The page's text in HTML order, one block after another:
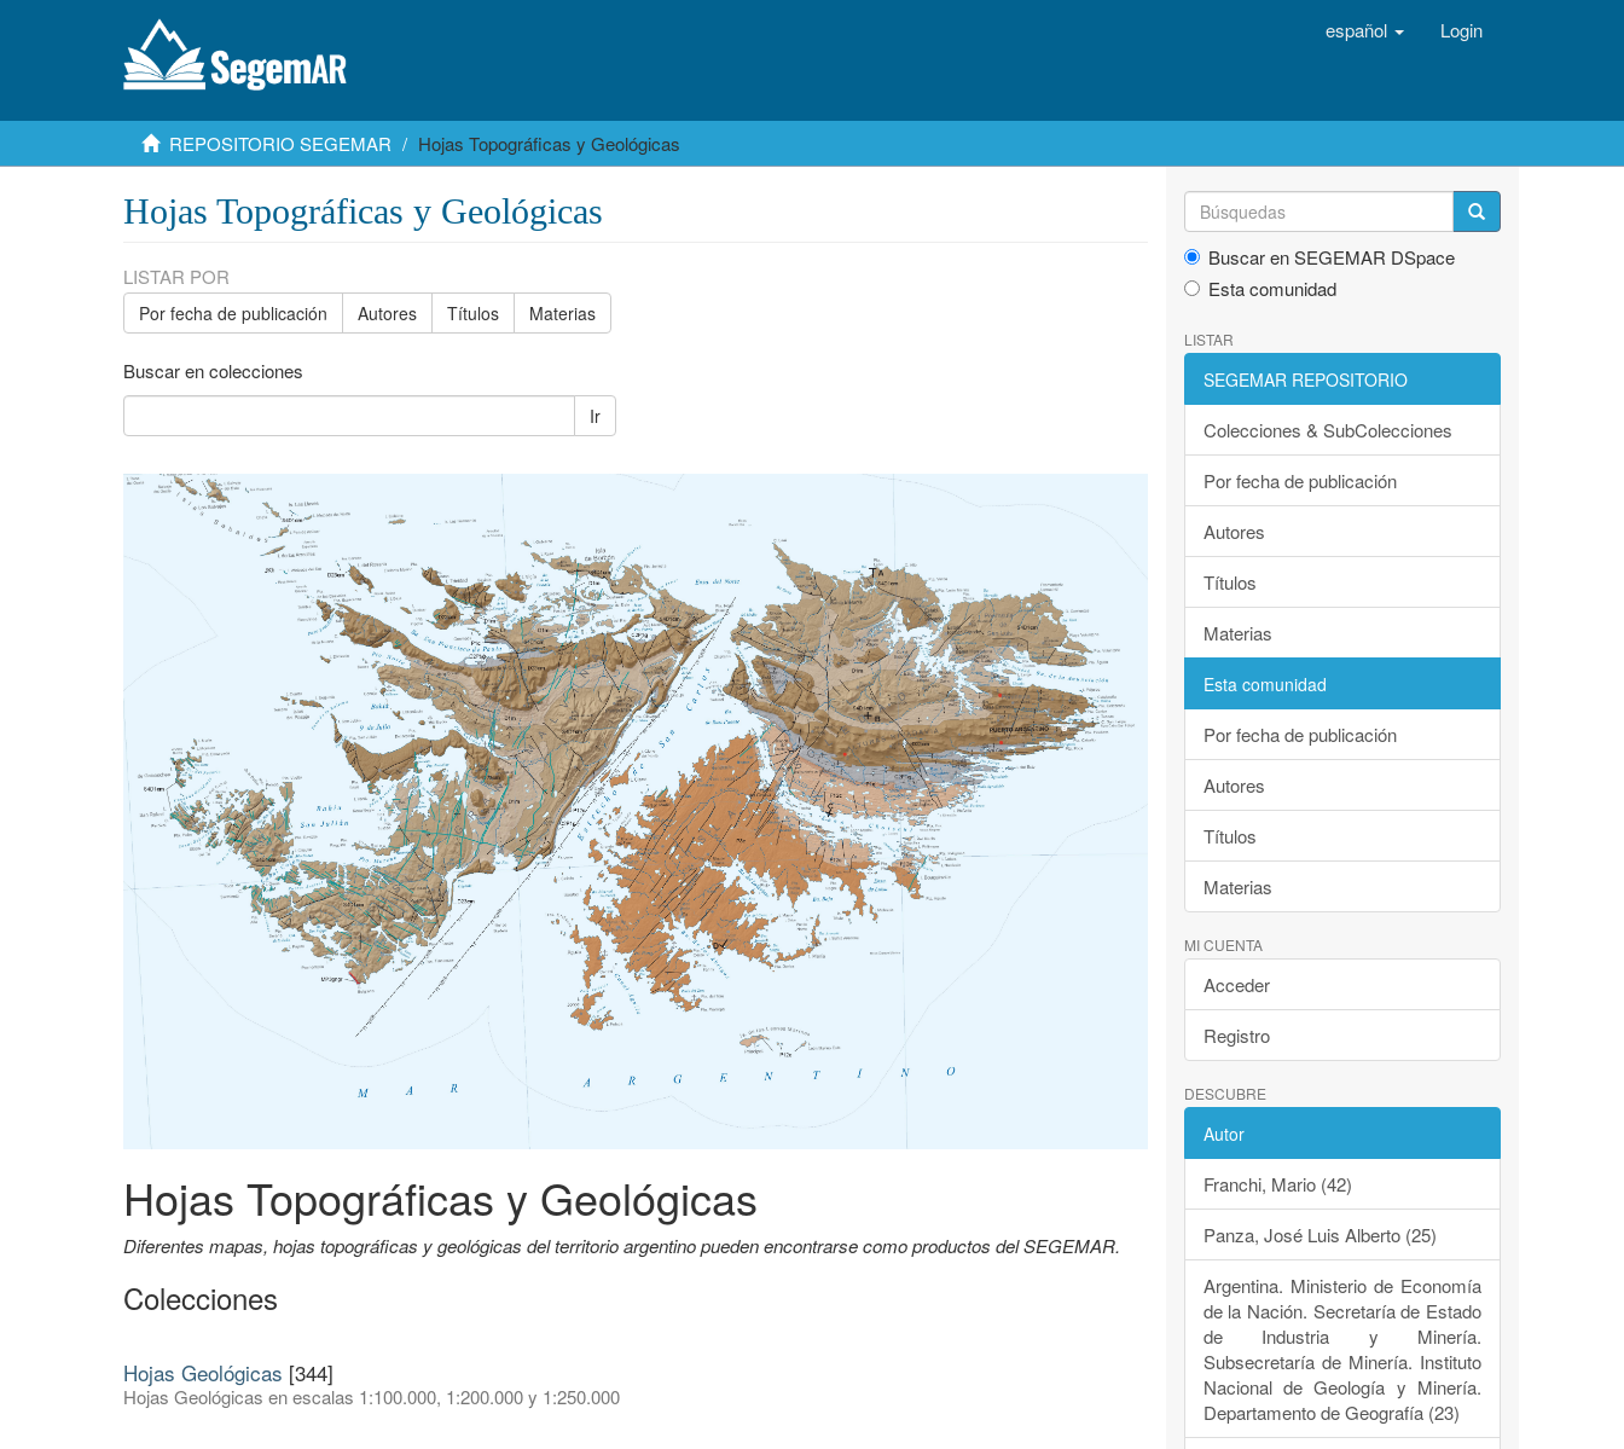
español Login
REPOSITORIO SEGEMAR Hojas Topográficas y Geológicas
Hojas Topográficas y Geológicas
LISTAR POR
Por fecha de publicación Autores Títulos Materias
Buscar en colecciones
Ir
Hojas Topográficas y Geológicas
Diferentes mapas, hojas topográficas y geológicas del territorio argentino pueden encontrarse como productos del SEGEMAR.
Colecciones
Hojas Geológicas [344]
Hojas Geológicas en escalas 1:100.000, 1:200.000 y 1:250.000
Buscar en SEGEMAR DSpace
Esta comunidad
LISTAR
SEGEMAR REPOSITORIO
Colecciones & SubColecciones
Por fecha de publicación
Autores
Títulos
Materias
Esta comunidad
Por fecha de publicación
Autores
Títulos
Materias
MI CUENTA
Acceder
Registro
DESCUBRE
Autor
Franchi, Mario (42)
Panza, José Luis Alberto (25)
Argentina. Ministerio de Economía
de la Nación. Secretaría de Estado
de Industria y Minería.
Subsecretaría de Minería. Instituto
Nacional de Geología y Minería.
Departamento de Geografía (23)